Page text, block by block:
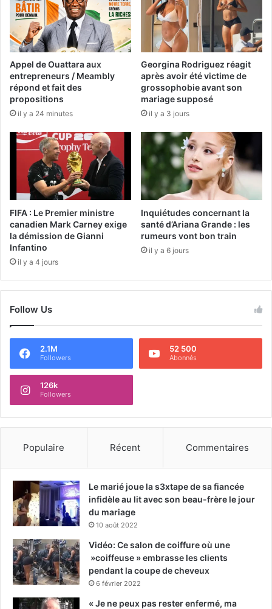
Appel de Ouattara aux
entrepreneurs / Meambly
répond et fait des
propositions
il y a 24 minutes
Georgina Rodriguez réagit
après avoir été victime de
grossophobie avant son
mariage supposé
il y a 3 jours
FIFA : Le Premier ministre
canadien Mark Carney exige
la démission de Gianni
Infantino
il y a 4 jours
Inquiétudes concernant la
santé d’Ariana Grande : les
rumeurs vont bon train
il y a 6 jours
Follow Us
2.1M
Followers
52 500
Abonnés
126k
Followers
Populaire Récent Commentaires
Le marié joue la s3xtape de sa fiancée
infidèle au lit avec son beau-frère le jour
du mariage
10 août 2022
Vidéo: Ce salon de coiffure où une
»coiffeuse » embrasse les clients
pendant la coupe de cheveux
6 février 2022
« Je ne peux pas rester enfermé, ma